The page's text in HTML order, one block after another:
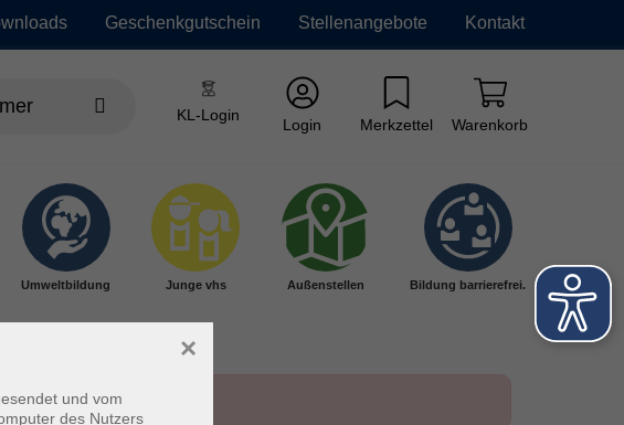
Geschenkgutschein Stellenangebote Kontakt
KL-Login
Login Merkzettel Warenkorb
Umweltbildung Junge vhs Außenstellen Bildung barrierefrei.
und vom
des Nutzers
×